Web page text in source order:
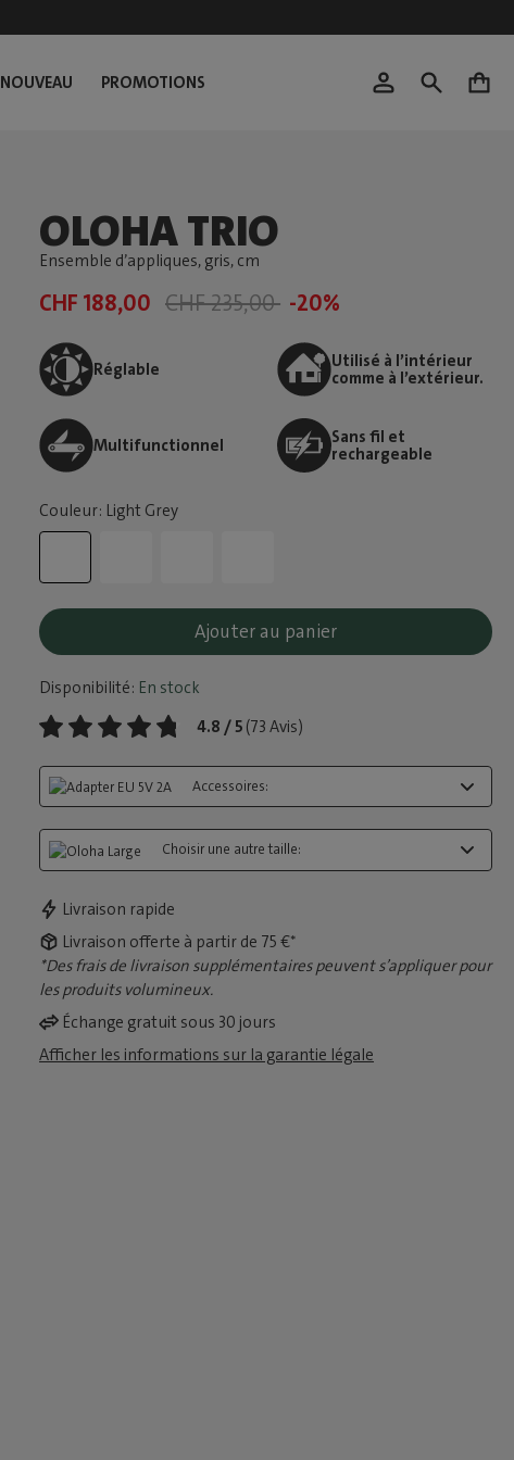
NOUVEAU PROMOTIONS 0
OLOHA TRIO
Ensemble d’appliques, gris, cm
CHF 188,00 CHF 235,00 -20%
Réglable
Utilisé à l’intérieur
comme à l’extérieur.
Multifunctionnel
Sans fil et
rechargeable
Couleur: Light Grey
Ajouter au panier
Disponibilité: En stock
4.8 / 5 (73 Avis)
Accessoires:
Choisir une autre taille:
Livraison rapide
Livraison offerte à partir de 75 €*
*Des frais de livraison supplémentaires peuvent s’appliquer pour
les produits volumineux.
Échange gratuit sous 30 jours
Afficher les informations sur la garantie légale